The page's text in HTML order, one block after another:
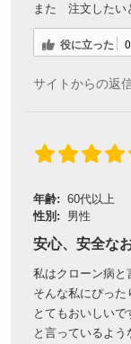
また 注文したい
役に立った 0
サイトからの返
年齢: 60代以上
性別:
男性
安心、安全な
私はクローン病と
そんな私にぴった
とてもおいしいで
と言っているよう